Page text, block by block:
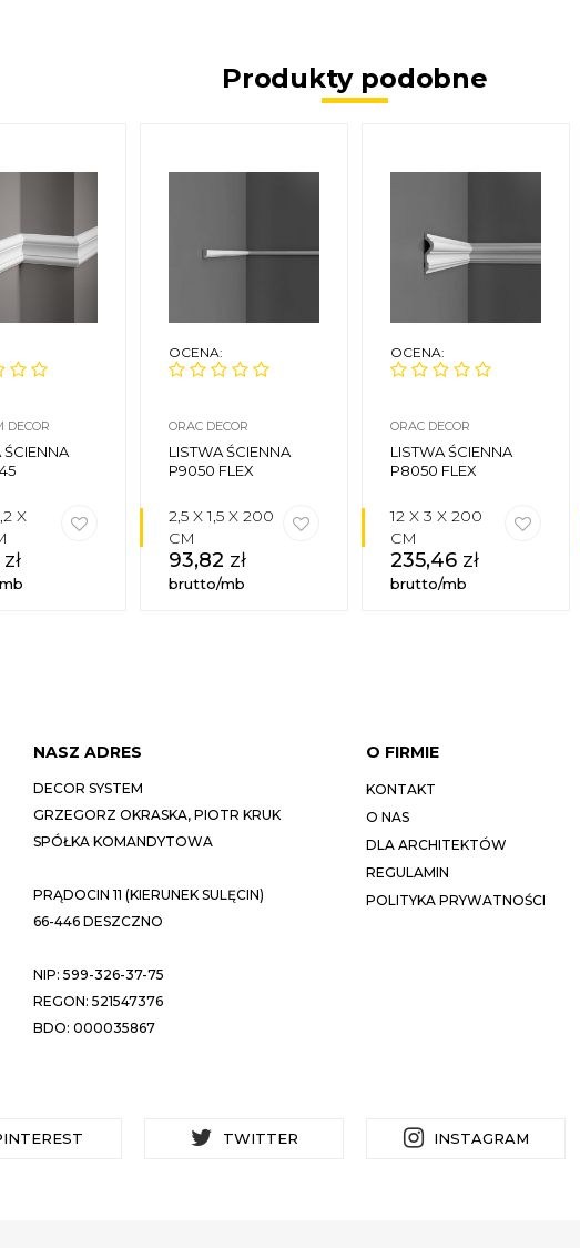
Produkty podobne
DECOR
ŚCIENNA
X
zł
OCENA:
ORAC DECOR
LISTWA ŚCIENNA
P9050 FLEX
2,5 X 1,5 X 200
CM
93,82 zł
brutto/mb
OCENA:
ORAC DECOR
LISTWA ŚCIENNA
P8050 FLEX
12 X 3 X 200
CM
235,46 zł
brutto/mb
NASZ ADRES
DECOR SYSTEM
GRZEGORZ OKRASKA, PIOTR KRUK
SPÓŁKA KOMANDYTOWA
PRĄDOCIN 11 (KIERUNEK SULĘCIN)
66-446 DESZCZNO
NIP: 599-326-37-75
REGON: 521547376
BDO: 000035867
O FIRMIE
KONTAKT
O NAS
DLA ARCHITEKTÓW
REGULAMIN
POLITYKA PRYWATNOŚCI
TWITTER INSTAGRAM